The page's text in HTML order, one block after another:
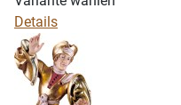
Details